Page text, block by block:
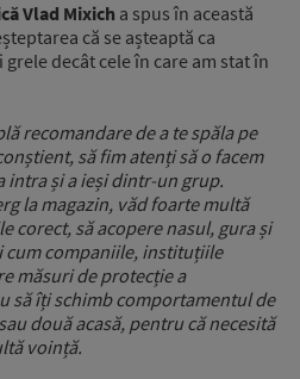
Vlad Mixich a spus în această
că se așteaptă ca
decât cele în care am stat în
recomandare de a te spăla pe
să fim atenți să o facem
intra și a ieși dintr-un grup.
la magazin, văd foarte multă
corect, să acopere nasul, gura și
cum companiile, instituțiile
măsuri de protecție a
să îți schimb comportamentul de
două acasă, pentru că necesită
voință.